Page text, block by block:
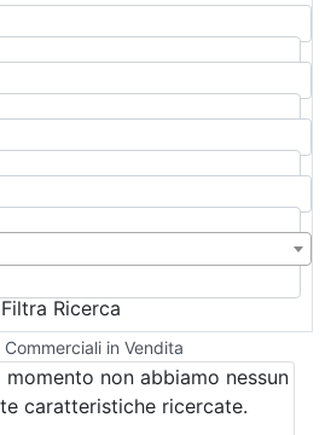
in Vendita
Filtra Ricerca
non abbiamo nessun
caratteristiche ricercate.